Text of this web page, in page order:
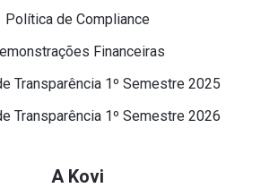
Política de Compliance
Financeiras
Transparência 1º Semestre 2025
Transparência 1º Semestre 2026
A Kovi